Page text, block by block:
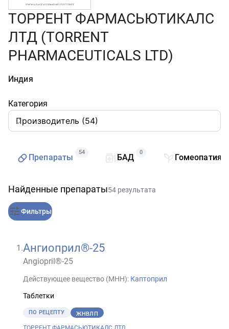
ТОРРЕНТ ФАРМАСЬЮТИКАЛС
ЛТД (TORRENT
PHARMACEUTICALS LTD)
Индия
Категория
Препараты
54
БАД
0
Гомеопатия
Найденные препараты54 результата
Фильтры
1 .Ангиоприл®-25
Angiopril®-25
Действующее вещество (МНН): Каптоприл
Таблетки
ПО РЕЦЕПТУ ЖНВЛП